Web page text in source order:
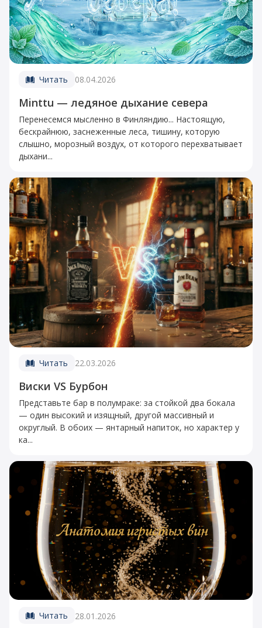
Читать 08.04.2026
Minttu — ледяное дыхание севера
Перенесемся мысленно в Финляндию... Настоящую,
бескрайнюю, заснеженные леса, тишину, которую
слышно, морозный воздух, от которого перехватывает
дыхани...
Читать 22.03.2026
Виски VS Бурбон
Представьте бар в полумраке: за стойкой два бокала
— один высокий и изящный, другой массивный и
округлый. В обоих — янтарный напиток, но характер у
ка...
Читать 28.01.2026